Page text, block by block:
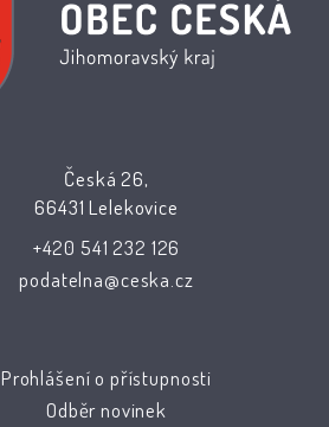
Česká 26,
66431 Lelekovice
+420 541 232 126
podatelna@ceska.cz
Prohlášení o přístupnosti
Odběr novinek